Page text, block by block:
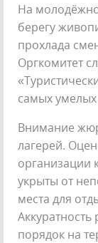
На
берегу
прохлада
Оргкомитет
самых
Внимание
лагерей.
организации
укрыты от
места для
Аккуратность
порядок на